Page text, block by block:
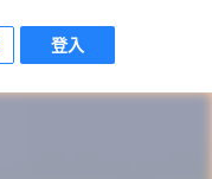
登入